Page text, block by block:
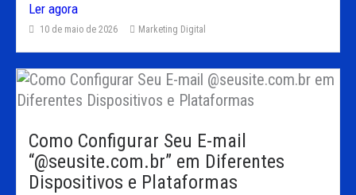
Ler agora
10 de maio de 2026 Marketing Digital
Como Configurar Seu E-mail
“@seusite.com.br” em Diferentes
Dispositivos e Plataformas